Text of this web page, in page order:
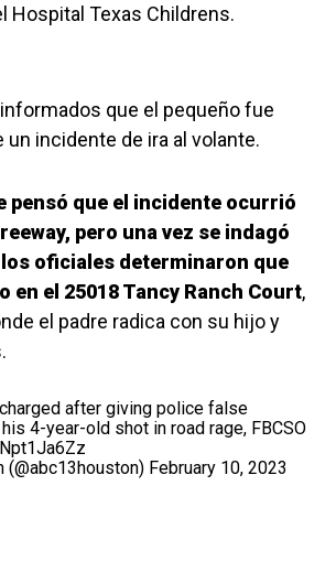
Hospital Texas Childrens.
que el pequeño fue
un incidente de ira al volante.
pensó que el incidente ocurrió
pero una vez se indagó
oficiales determinaron que
en el 25018 Tancy Ranch Court,
el padre radica con su hijo y
after giving police false
4-year-old shot in road rage, FBCSO
(@abc13houston) February 10, 2023